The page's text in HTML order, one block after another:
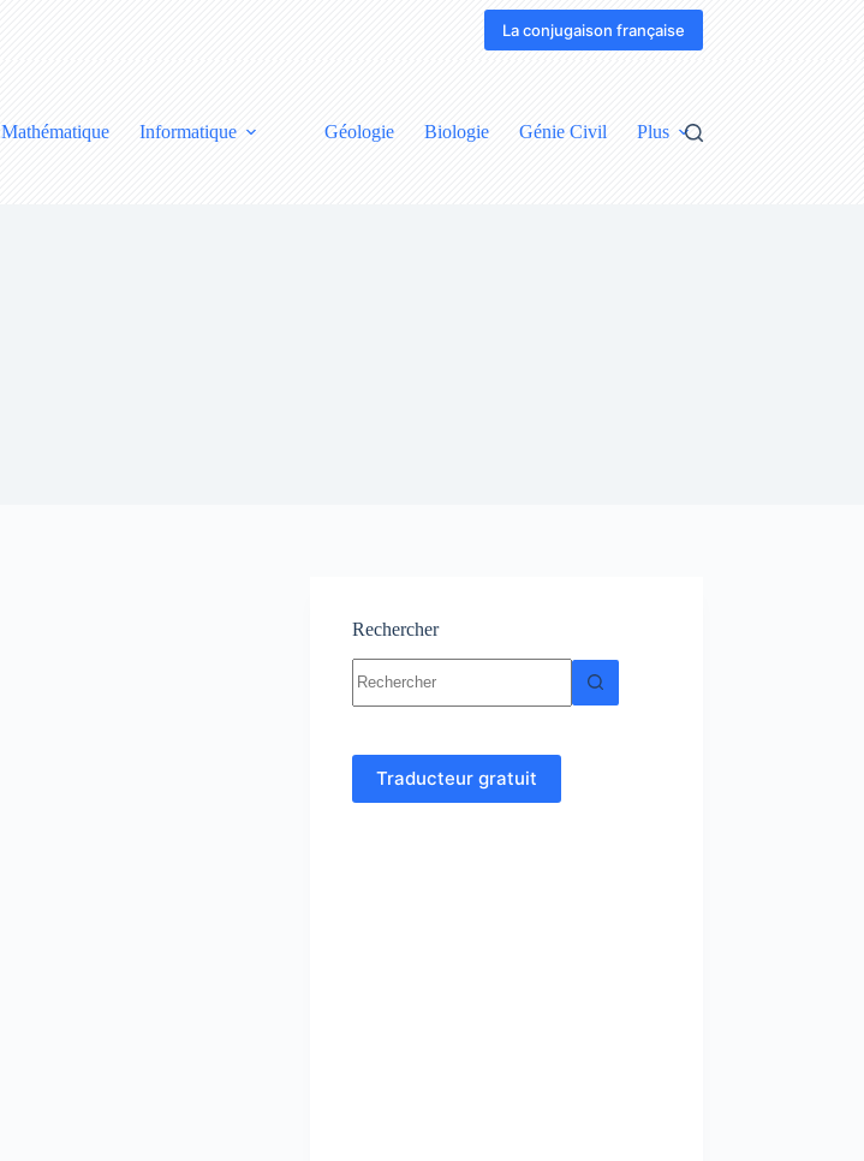
La conjugaison française
Mathématique Informatique Géologie Biologie Génie Civil Plus
Rechercher
résultat
Traducteur gratuit